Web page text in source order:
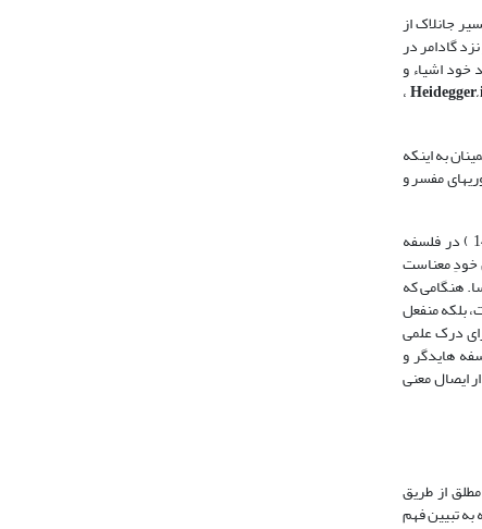
از این واژه استفاده می‌شود (مصباح یزدی، 1382، 1؛ جان لاک، 1380: 367) البته تفسیر جان­لاک از
گادامر در
خود اشیاء و
،
به اینکه
دیالوگ میان پیش­داوری­های مفسر و
پدیدارشناسی هایدگر «به معنای رخصت دادن به ظاهر شدن اشیاء است در مقام آن چه آن‌ها هستند بی آنکه مقولات خود ما به آنها تحمیل شود» (پالمر، همان:142 ) در فلسفه
خودِ معناست
هنگامی که
بلکه منفعل
درک علمی
هایدگر و
ایصال معنی
از طریق
تبیین فهم